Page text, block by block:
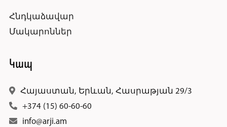
Հնդկաձավար
Մակարոններ
Կապ
Հայաստան, Երևան, Հասրաթյան 29/3
+374 (15) 60-60-60
info@arji.am